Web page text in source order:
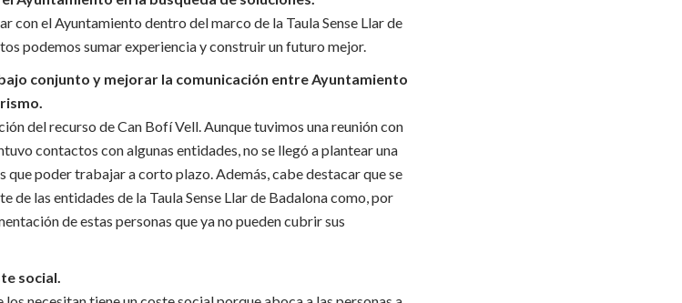
con el Ayuntamiento dentro del marco de la Taula Sense Llar de
podemos sumar experiencia y construir un futuro mejor.
conjunto y mejorar la comunicación entre Ayuntamiento
del recurso de Can Bofí Vell. Aunque tuvimos una reunión con
contactos con algunas entidades, no se llegó a plantear una
poder trabajar a corto plazo. Además, cabe destacar que se
de las entidades de la Taula Sense Llar de Badalona como, por
de estas personas que ya no pueden cubrir sus
social.